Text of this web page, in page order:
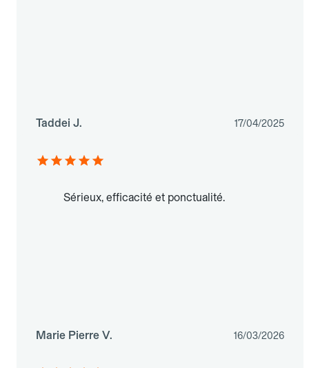
Taddei J. 17/04/2025
Sérieux, efficacité et ponctualité.
Marie Pierre V. 16/03/2026